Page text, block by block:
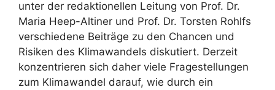
unter der redaktionellen Leitung von Prof. Dr.
Maria Heep-Altiner und Prof. Dr. Torsten Rohlfs
verschiedene Beiträge zu den Chancen und
Risiken des Klimawandels diskutiert. Derzeit
konzentrieren sich daher viele Fragestellungen
zum Klimawandel darauf, wie durch ein